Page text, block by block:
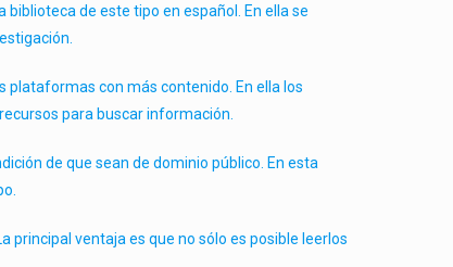
de este tipo en español. En ella se
plataformas con más contenido. En ella los
para buscar información.
de que sean de dominio público. En esta
principal ventaja es que no sólo es posible leerlos